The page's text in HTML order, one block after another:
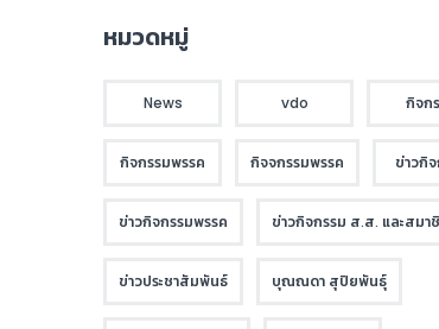
หมวดหมู่
News vdo กิจก
กิจกรรมพรรค กิจจกรรมพรรค ข่าวกิ
ข่าวกิจกรรมพรรค ข่าวกิจกรรม ส.ส. และสมา
ข่าวประชาสัมพันธ์ บุณณดา สุปิยพันธุ์